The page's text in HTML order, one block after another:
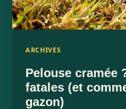
ARCHIVES
Pelouse cramée
fatales (et
gazon)